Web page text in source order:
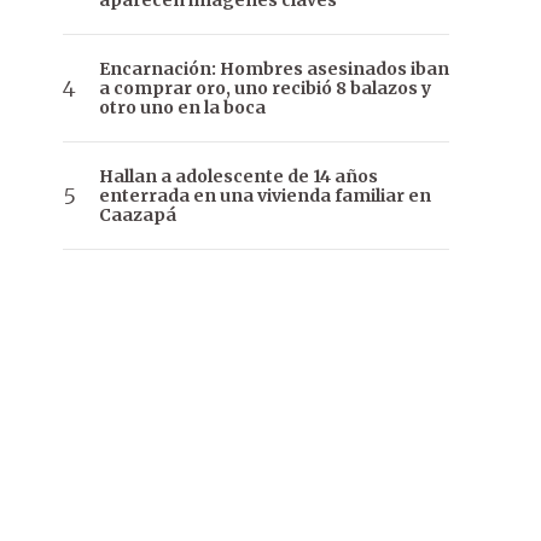
Encarnación: Hombres asesinados iban
a comprar oro, uno recibió 8 balazos y
otro uno en la boca
Hallan a adolescente de 14 años
enterrada en una vivienda familiar en
Caazapá